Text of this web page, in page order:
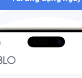
49bài viết
1747người theo dõi
Theo dõi